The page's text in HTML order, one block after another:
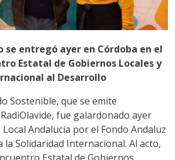
se entregó ayer en Córdoba en el
Estatal de Gobiernos Locales y
al Desarrollo
Sostenible, que se emite
fue galardonado ayer
Andalucía por el Fondo Andaluz
Solidaridad Internacional. Al acto,
Estatal de Gobiernos